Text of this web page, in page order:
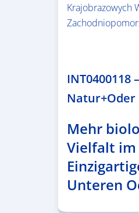
Krajobrazowych
INT0400118 –
Natur+Oder
Mehr
Vielfalt im
Unteren